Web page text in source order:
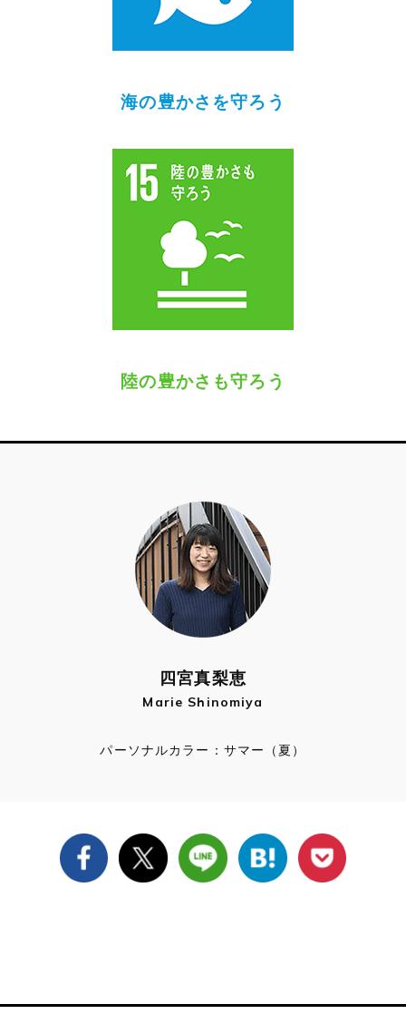
海の豊かさを守ろう
陸の豊かさも守ろう
四宮真梨恵
Marie Shinomiya
パーソナルカラー：サマー（夏）